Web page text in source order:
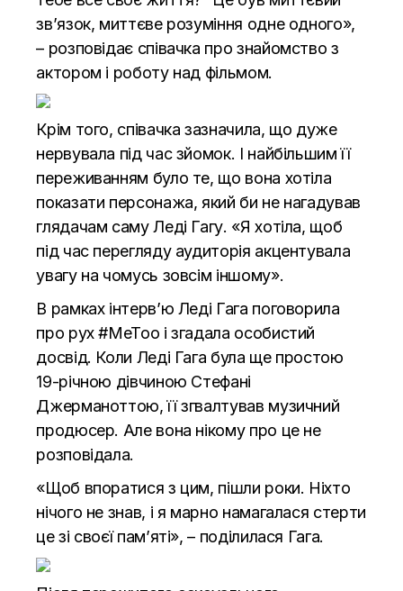
зв’язок, миттєве розуміння одне одного»,
– розповідає співачка про знайомство з
актором і роботу над фільмом.
Крім того, співачка зазначила, що дуже
нервувала під час зйомок. І найбільшим її
переживанням було те, що вона хотіла
показати персонажа, який би не нагадував
глядачам саму Леді Гагу. «Я хотіла, щоб
під час перегляду аудиторія акцентувала
увагу на чомусь зовсім іншому».
В рамках інтерв’ю Леді Гага поговорила
про рух #MeToo і згадала особистий
досвід. Коли Леді Гага була ще простою
19-річною дівчиною Стефані
Джерманоттою, її згвалтував музичний
продюсер. Але вона нікому про це не
розповідала.
«Щоб впоратися з цим, пішли роки. Ніхто
нічого не знав, і я марно намагалася стерти
це зі своєї пам’яті», – поділилася Гага.